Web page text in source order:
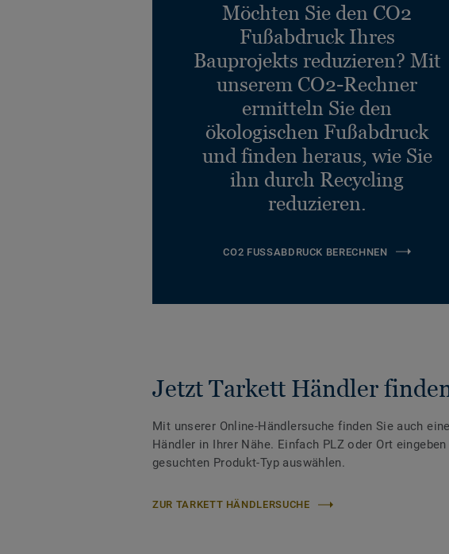
Möchten Sie den CO2
Fußabdruck Ihres
Bauprojekts reduzieren? Mit
unserem CO2-Rechner
ermitteln Sie den
ökologischen Fußabdruck
und finden heraus, wie Sie
ihn durch Recycling
reduzieren.
CO2 FUSSABDRUCK BERECHNEN
Jetzt Tarkett Händler
Mit unserer Online-Händlersuche finden Sie auch
Händler in Ihrer Nähe. Einfach PLZ oder Ort eingeben
gesuchten Produkt-Typ auswählen.
ZUR TARKETT HÄNDLERSUCHE